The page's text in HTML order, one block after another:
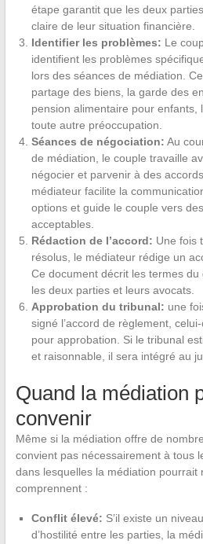
étape garantit que les deux
claire de leur situation financière.
Identifier les problèmes: Le
identifient les problèmes
lors des séances de médiation.
partage des biens, la garde des
pension alimentaire pour enfants,
toute autre préoccupation.
Séances de négociation: Au
de médiation, le couple travaille
négocier et parvenir à des
médiateur facilite la
options et guide le couple vers
acceptables.
Rédaction de l’accord: Une fois
résolus, le médiateur rédige un
Ce document décrit les termes
les deux parties et leurs avocats.
Approbation du tribunal: une
signé l’accord de règlement,
pour approbation. Si le tribunal
et raisonnable, il sera intégré au
Quand la médiation
convenir
Même si la médiation offre de
convient pas nécessairement à tous
dans lesquelles la médiation pourrait
comprennent :
Conflit élevé: S’il existe un
d’hostilité entre les parties, la